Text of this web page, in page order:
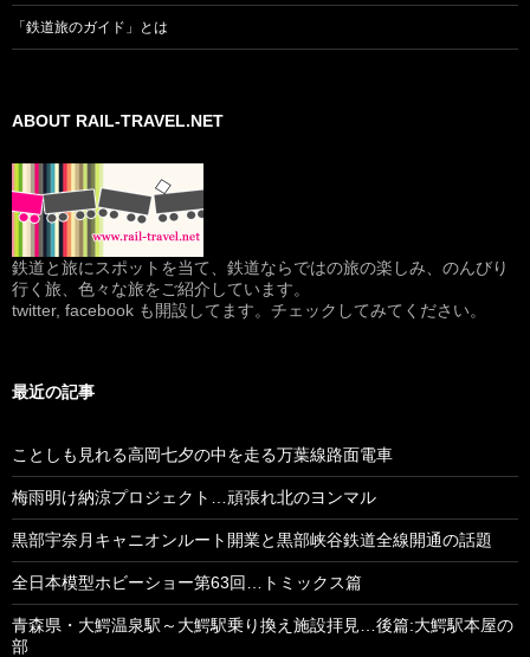
「鉄道旅のガイド」とは
ABOUT RAIL-TRAVEL.NET
鉄道と旅にスポットを当て、鉄道ならではの旅の楽しみ、のんびり
行く旅、色々な旅をご紹介しています。
twitter, facebook も開設してます。チェックしてみてください。
最近の記事
ことしも見れる高岡七夕の中を走る万葉線路面電車
梅雨明け納涼プロジェクト…頑張れ北のヨンマル
黒部宇奈月キャニオンルート開業と黒部峡谷鉄道全線開通の話題
全日本模型ホビーショー第63回…トミックス篇
青森県・大鰐温泉駅～大鰐駅乗り換え施設拝見…後篇:大鰐駅本屋の
部